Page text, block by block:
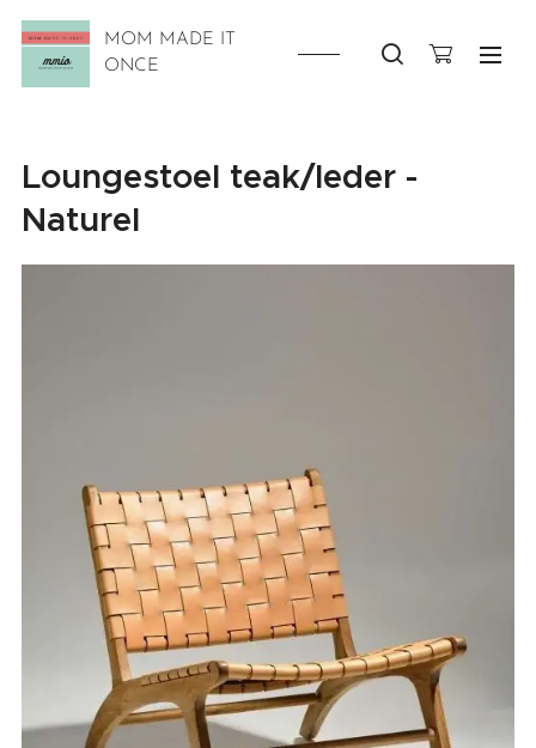
MOM MADE IT
ONCE
Loungestoel teak/leder -
Naturel